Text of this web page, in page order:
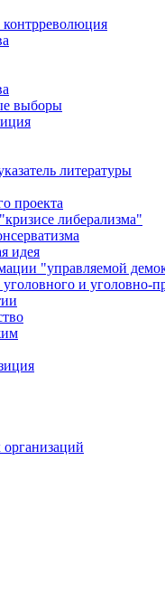
выборы
литературы
проекта
либерализма"
идея
"управляемой
и уголовно-